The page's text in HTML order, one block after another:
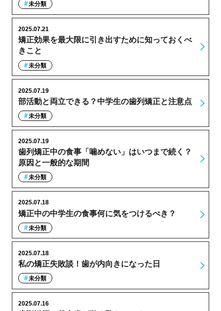
未分類
矯正効果を最大限に引き出すために知っておくべ
きこと
2025.07.21
未分類
部活動と両立できる？中学生の歯列矯正と注意点
2025.07.19
未分類
歯列矯正中の食事「噛めない」はいつまで続く？
原因と一般的な期間
2025.07.19
未分類
矯正中の中学生の食事何に気をつけるべき？
2025.07.18
未分類
私の矯正失敗談！歯が内向きになった日
2025.07.18
未分類
2025.07.16